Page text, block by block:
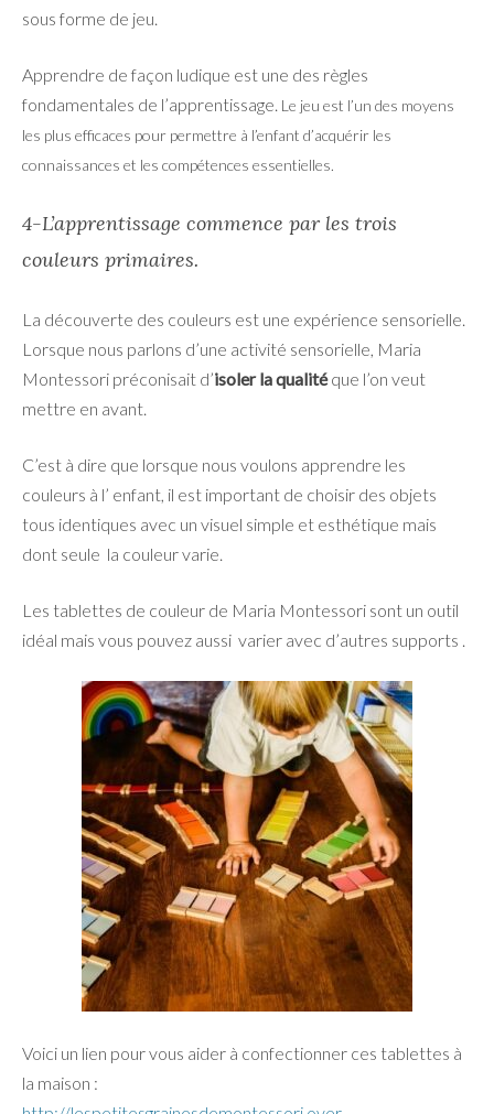
sous forme de jeu.
Apprendre de façon ludique est une des règles
fondamentales de l’apprentissage. Le jeu est l’un des moyens
les plus efficaces pour permettre à l’enfant d’acquérir les
connaissances et les compétences essentielles.
4-L’apprentissage commence par les trois
couleurs primaires.
La découverte des couleurs est une expérience sensorielle.
Lorsque nous parlons d’une activité sensorielle, Maria
Montessori préconisait d’isoler la qualitéque l’on veut
mettre en avant.
C’est à dire que lorsque nous voulons apprendre les
couleurs à l’ enfant, il est important de choisir des objets
tous identiques avec un visuel simple et esthétique mais
dont seule la couleur varie.
Les tablettes de couleur de Maria Montessori sont un outil
idéal mais vous pouvez aussi varier avec d’autres supports .
Voici un lien pour vous aider à confectionner ces tablettes à
la maison :